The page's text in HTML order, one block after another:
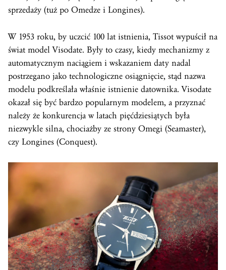
sprzedaży (tuż po Omedze i Longines).
W 1953 roku, by uczcić 100 lat istnienia, Tissot wypuścił na
świat model Visodate. Były to czasy, kiedy mechanizmy z
automatycznym naciągiem i wskazaniem daty nadal
postrzegano jako technologiczne osiągnięcie, stąd nazwa
modelu podkreślała właśnie istnienie datownika. Visodate
okazał się być bardzo popularnym modelem, a przyznać
należy że konkurencja w latach pięćdziesiątych była
niezwykle silna, chociażby ze strony Omegi (Seamaster),
czy Longines (Conquest).